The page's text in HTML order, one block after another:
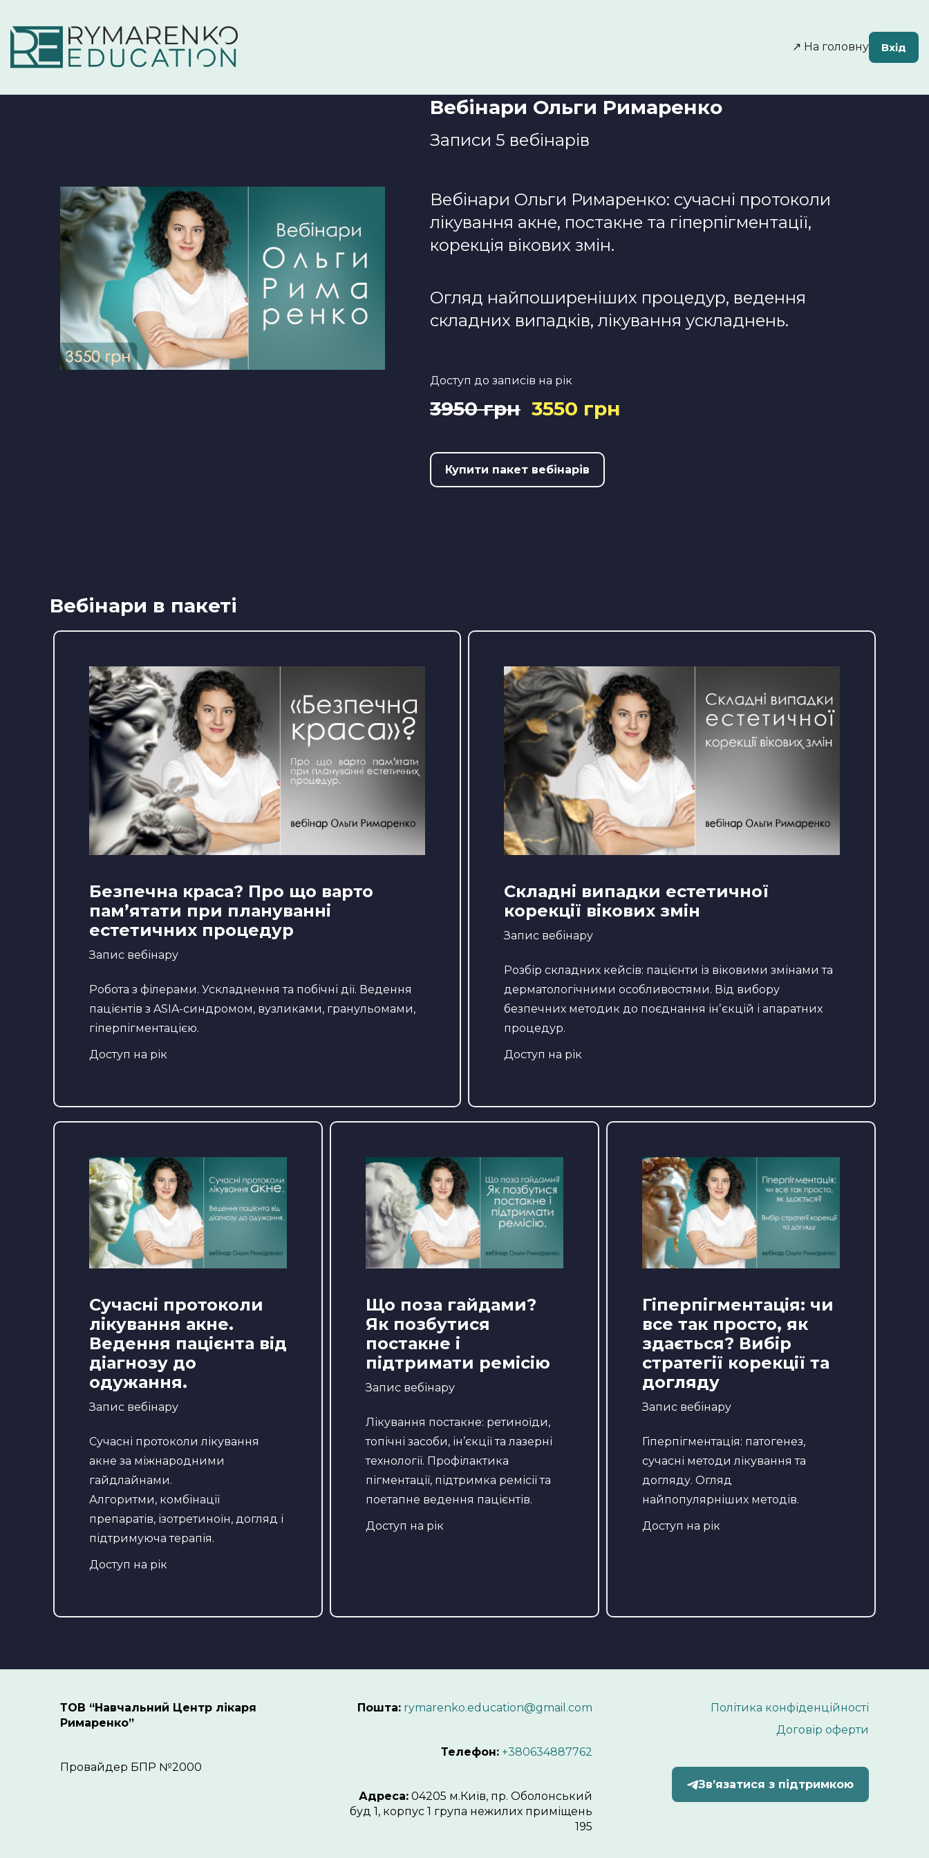
↗️ На головну Вхід
Вебінари Ольги Римаренко
Записи 5 вебінарів
Вебінари Ольги Римаренко: сучасні протоколи
лікування акне, постакне та гіперпігментації,
корекція вікових змін.
Огляд найпоширеніших процедур, ведення
складних випадків, лікування ускладнень.
Доступ до записів на рік
3950 грн 3550 грн
Купити пакет вебінарів
Вебінари в пакеті
Безпечна краса? Про що варто
памʼятати при плануванні
естетичних процедур
Запис вебінару
Робота з філерами. Ускладнення та побічні дії. Ведення
пацієнтів з ASIA-синдромом, вузликами, гранульомами,
гіперпігментацією.
Доступ на рік
Складні випадки естетичної
корекції вікових змін
Запис вебінару
Розбір складних кейсів: пацієнти із віковими змінами та
дерматологічними особливостями. Від вибору
безпечних методик до поєднання інʼєкцій і апаратних
процедур.
Доступ на рік
Сучасні протоколи
лікування акне.
Ведення пацієнта від
діагнозу до
одужання.
Запис вебінару
Сучасні протоколи лікування
акне за міжнародними
гайдлайнами.
Алгоритми, комбінації
препаратів, ізотретиноїн, догляд і
підтримуюча терапія.
Доступ на рік
Що поза гайдами?
Як позбутися
постакне і
підтримати ремісію
Запис вебінару
Лікування постакне: ретиноїди,
топічні засоби, ін’єкції та лазерні
технології. Профілактика
пігментації, підтримка ремісії та
поетапне ведення пацієнтів.
Доступ на рік
Гіперпігментація: чи
все так просто, як
здається? Вибір
стратегії корекції та
догляду
Запис вебінару
Гіперпігментація: патогенез,
сучасні методи лікування та
догляду. Огляд
найпопулярніших методів.
Доступ на рік
ТОВ “Навчальний Центр лікаря
Римаренко”
Провайдер БПР №2000
Пошта: rymarenko.education@gmail.com
Телефон: +380634887762
Адреса: 04205 м.Київ, пр. Оболонський
буд 1, корпус 1 група нежилих приміщень
195
Політика конфіденційності
Договір оферти
Звʼязатися з підтримкою